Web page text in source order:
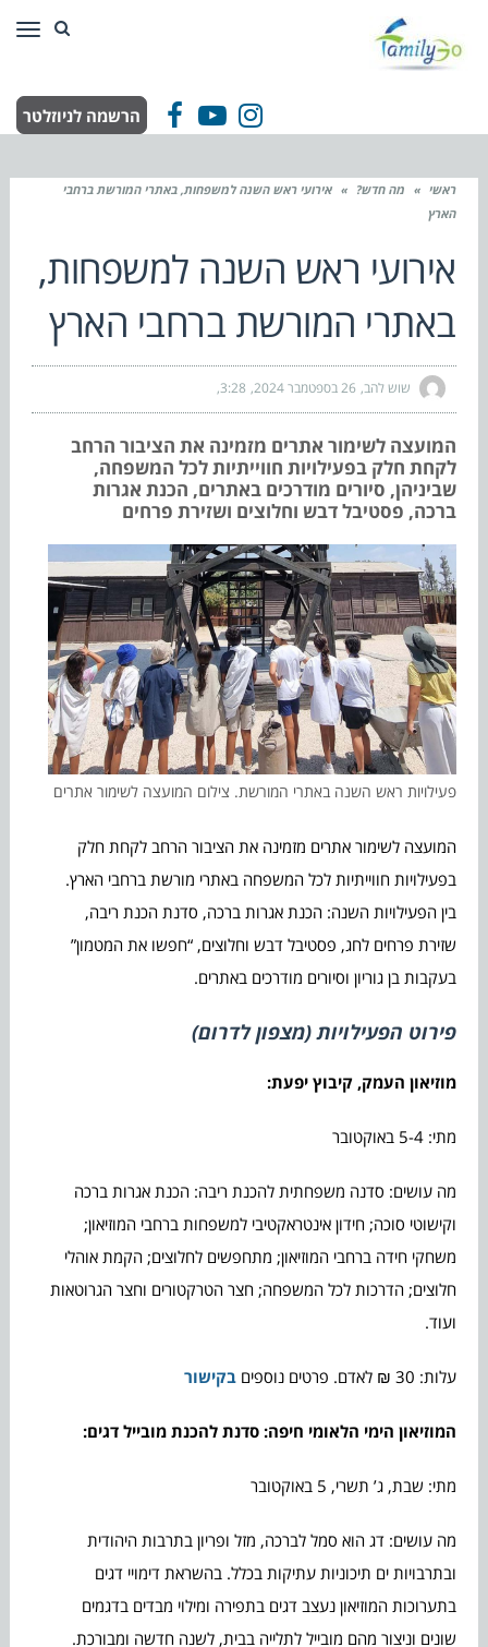
Facebook
YouTube
Instagram הרשמה לניוזלטר
ראשי » מה חדש? » אירועי ראש השנה למשפחות, באתרי המורשת ברחבי
הארץ
אירועי ראש השנה למשפחות,
באתרי המורשת ברחבי הארץ
שוש להב 26 בספטמבר 2024 3:28
המועצה לשימור אתרים מזמינה את הציבור הרחב
לקחת חלק בפעילויות חווייתיות לכל המשפחה,
שביניהן, סיורים מודרכים באתרים, הכנת אגרות
ברכה, פסטיבל דבש וחלוצים ושזירת פרחים
פעילויות ראש השנה באתרי המורשת. צילום המועצה לשימור אתרים
המועצה לשימור אתרים מזמינה את הציבור הרחב לקחת חלק
בפעילויות חווייתיות לכל המשפחה באתרי מורשת ברחבי הארץ.
בין הפעילויות השנה: הכנת אגרות ברכה, סדנת הכנת ריבה,
שזירת פרחים לחג, פסטיבל דבש וחלוצים, “חפשו את המטמון”
בעקבות בן גוריון וסיורים מודרכים באתרים.
פירוט הפעילויות (מצפון לדרום)
מוזיאון העמק, קיבוץ יפעת:
מתי: 5-4 באוקטובר
מה עושים: סדנה משפחתית להכנת ריבה: הכנת אגרות ברכה
וקישוטי סוכה; חידון אינטראקטיבי למשפחות ברחבי המוזיאון;
משחקי חידה ברחבי המוזיאון; מתחפשים לחלוצים; הקמת אוהלי
חלוצים; הדרכות לכל המשפחה; חצר הטרקטורים וחצר הגרוטאות
ועוד.
עלות: 30 ₪ לאדם. פרטים נוספים בקישור
המוזיאון הימי הלאומי חיפה: סדנת להכנת מובייל דגים:
מתי: שבת, ג’ תשרי, 5 באוקטובר
מה עושים: דג הוא סמל לברכה, מזל ופריון בתרבות היהודית
ובתרבויות ים תיכוניות עתיקות בכלל. בהשראת דימויי דגים
בתערוכות המוזיאון נעצב דגים בתפירה ומילוי מבדים בדגמים
שונים וניצור מהם מובייל לתלייה בבית, לשנה חדשה ומבורכת.